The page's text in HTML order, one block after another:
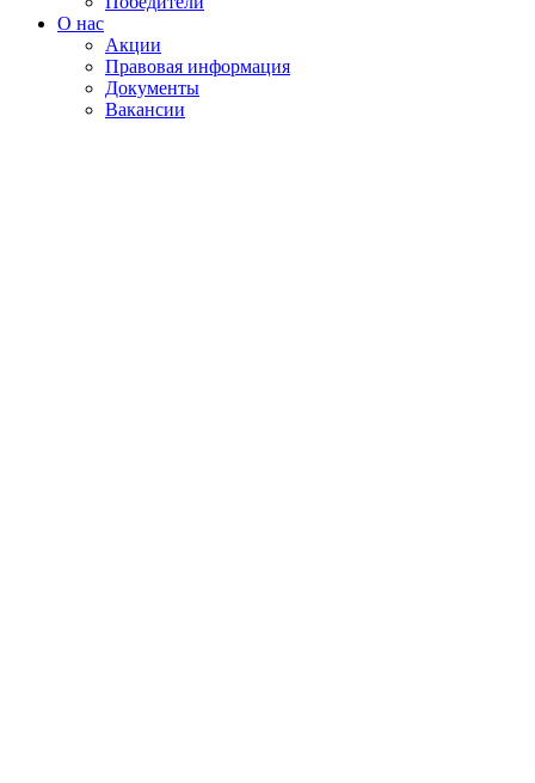
О нас
Акции
Правовая информация
Документы
Вакансии